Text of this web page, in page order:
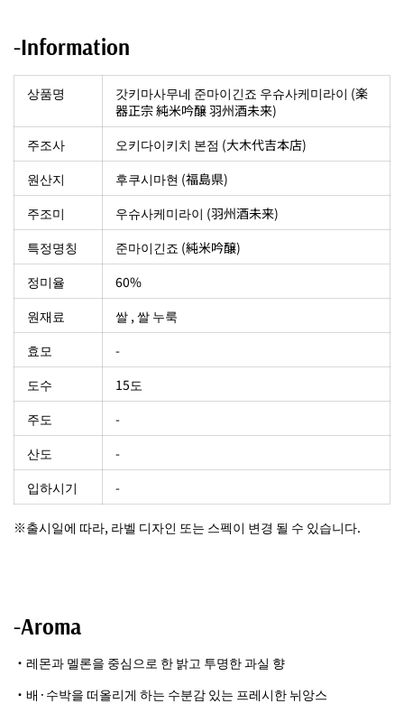
-Information
상품명
갓키마사무네 준마이긴죠 우슈사케미라이 (楽
器正宗 純米吟醸 羽州酒未来)
주조사
오키다이키치 본점 (大木代吉本店)
원산지
후쿠시마현 (福島県)
주조미
우슈사케미라이 (羽州酒未来)
특정명칭
준마이긴죠 (純米吟醸)
정미율
60%
원재료
쌀 , 쌀 누룩
효모
-
도수
15도
주도
-
산도
-
입하시기
-
※출시일에 따라, 라벨 디자인 또는 스펙이 변경 될 수 있습니다.
-Aroma
・레몬과 멜론을 중심으로 한 밝고 투명한 과실 향
・배·수박을 떠올리게 하는 수분감 있는 프레시한 뉘앙스